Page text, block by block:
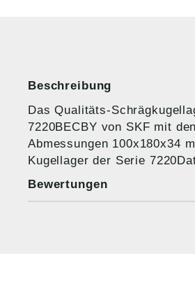
Beschreibung
Das Qualitäts-
7220BECBY von SKF mit den
Abmessungen 100x180x34
Kugellager der Serie
Bewertungen